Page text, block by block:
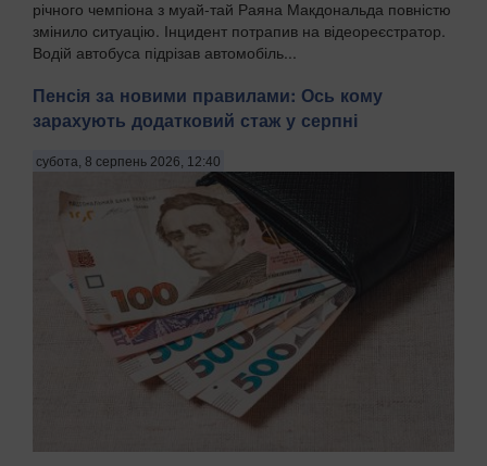
річного чемпіона з муай-тай Раяна Макдональда повністю
змінило ситуацію. Інцидент потрапив на відеореєстратор.
Водій автобуса підрізав автомобіль...
Пенсія за новими правилами: Ось кому
зарахують додатковий стаж у серпні
субота, 8 серпень 2026, 12:40